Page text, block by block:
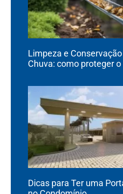
Limpeza e
Chuva: como proteger
Dicas para Ter uma